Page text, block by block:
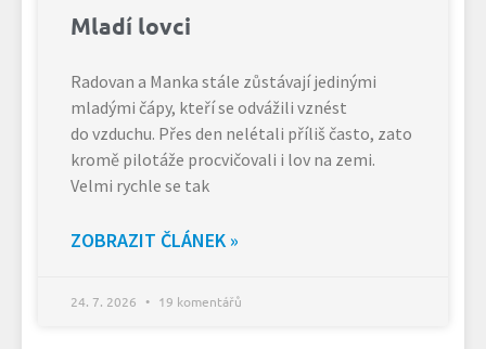
Mladí lovci
Radovan a Manka stále zůstávají jedinými
mladými čápy, kteří se odvážili vznést
do vzduchu. Přes den nelétali příliš často, zato
kromě pilotáže procvičovali i lov na zemi.
Velmi rychle se tak
ZOBRAZIT ČLÁNEK »
24. 7. 2026 19 komentářů